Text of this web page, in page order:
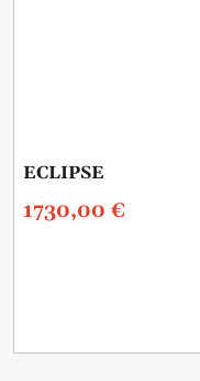
ECLIPSE
1730,00 €